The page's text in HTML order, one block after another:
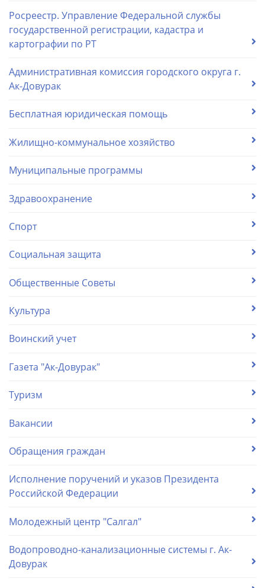
Росреестр. Управление Федеральной службы
государственной регистрации, кадастра и
картографии по РТ
Административная комиссия городского округа г.
Ак-Довурак
Бесплатная юридическая помощь
Жилищно-коммунальное хозяйство
Муниципальные программы
Здравоохранение
Спорт
Социальная защита
Общественные Советы
Культура
Воинский учет
Газета "Ак-Довурак"
Туризм
Вакансии
Обращения граждан
Исполнение поручений и указов Президента
Российской Федерации
Молодежный центр "Салгал"
Водопроводно-канализационные системы г. Ак-
Довурак